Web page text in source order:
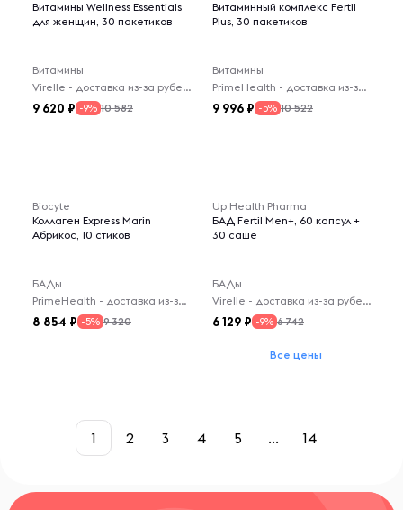
Витамины Wellness Essentials
для женщин, 30 пакетиков
Витамины
Virelle - доставка из-за рубежа
9 620 -9% 10 582
Витаминный комплекс Fertil
Plus, 30 пакетиков
Витамины
PrimeHealth - доставка из-за рубежа
9 996 -5% 10 522
Biocyte
Коллаген Express Marin
Абрикос, 10 стиков
БАДы
PrimeHealth - доставка из-за рубежа
8 854 -5% 9 320
Up Health Pharma
БАД Fertil Men+, 60 капсул +
30 саше
БАДы
Virelle - доставка из-за рубежа
6 129 -9% 6 742
Все цены
1 2 3 4 5 ... 14